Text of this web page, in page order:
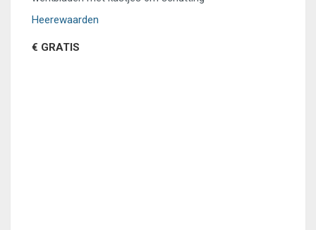
Heerewaarden
€ GRATIS